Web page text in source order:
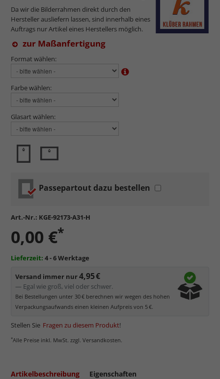
Da wir die Bilderrahmen direkt durch den
Hersteller ausliefern lassen, sind innerhalb eines
Auftrags nur Artikel eines Herstellers möglich.
zur Maßanfertigung
Format wählen:
Farbe wählen:
Glasart wählen:
Passepartout dazu bestellen
Art.-Nr.: KGE-92173-A31-H
0,00 €*
Lieferzeit: 4 - 6 Werktage
Versand immer nur4,95 €
— Egal wie groß, viel oder schwer.
Bei Bestellungen unter 30 € berechnen wir wegen des hohen
Verpackungsaufwands einen kleinen Aufpreis von 5 €.
Stellen Sie Fragen zu diesem Produkt!
*Alle Preise inkl. MwSt. zzgl. Versandkosten.
Artikelbeschreibung Eigenschaften